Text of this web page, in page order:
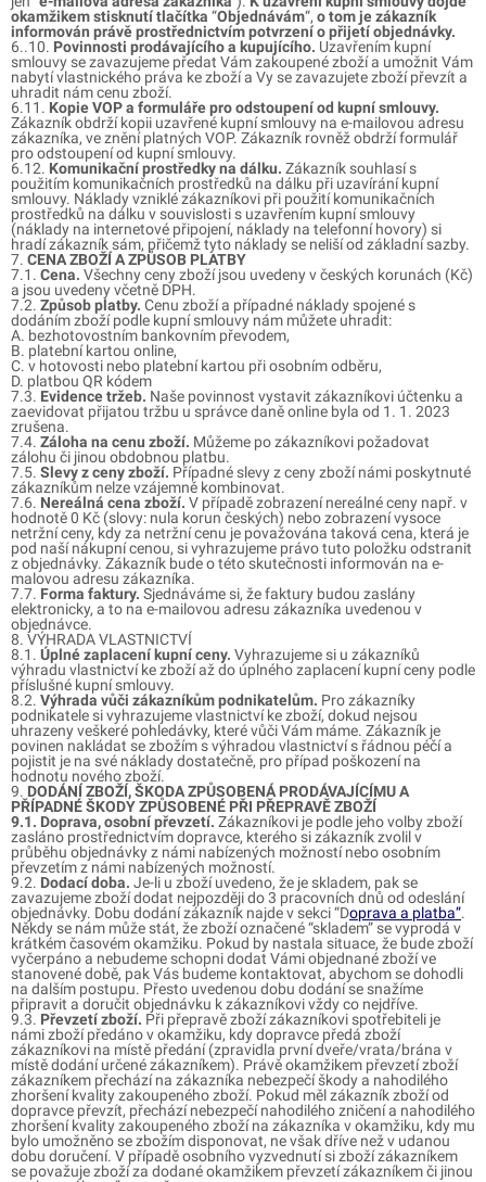
okamžikem stisknutí tlačítka “Objednávám“, o tom je zákazník
informován právě prostřednictvím potvrzení o přijetí objednávky.
6..10. Povinnosti prodávajícího a kupujícího. Uzavřením kupní
smlouvy se zavazujeme předat Vám zakoupené zboží a umožnit Vám
nabytí vlastnického práva ke zboží a Vy se zavazujete zboží převzít a
uhradit nám cenu zboží.
6.11. Kopie VOP a formuláře pro odstoupení od kupní smlouvy.
Zákazník obdrží kopii uzavřené kupní smlouvy na e-mailovou adresu
zákazníka, ve znění platných VOP. Zákazník rovněž obdrží formulář
pro odstoupení od kupní smlouvy.
6.12. Komunikační prostředky na dálku. Zákazník souhlasí s
použitím komunikačních prostředků na dálku při uzavírání kupní
smlouvy. Náklady vzniklé zákazníkovi při použití komunikačních
prostředků na dálku v souvislosti s uzavřením kupní smlouvy
(náklady na internetové připojení, náklady na telefonní hovory) si
hradí zákazník sám, přičemž tyto náklady se neliší od základní sazby.
7. CENA ZBOŽÍ A ZPŮSOB PLATBY
7.1. Cena. Všechny ceny zboží jsou uvedeny v českých korunách (Kč)
a jsou uvedeny včetně DPH.
7.2. Způsob platby. Cenu zboží a případné náklady spojené s
dodáním zboží podle kupní smlouvy nám můžete uhradit:
A. bezhotovostním bankovním převodem,
B. platební kartou online,
C. v hotovosti nebo platební kartou při osobním odběru,
D. platbou QR kódem
7.3. Evidence tržeb. Naše povinnost vystavit zákazníkovi účtenku a
zaevidovat přijatou tržbu u správce daně online byla od 1. 1. 2023
zrušena.
7.4. Záloha na cenu zboží. Můžeme po zákazníkovi požadovat
zálohu či jinou obdobnou platbu.
7.5. Slevy z ceny zboží. Případné slevy z ceny zboží námi poskytnuté
zákazníkům nelze vzájemně kombinovat.
7.6. Nereálná cena zboží. V případě zobrazení nereálné ceny např. v
hodnotě 0 Kč (slovy: nula korun českých) nebo zobrazení vysoce
netržní ceny, kdy za netržní cenu je považována taková cena, která je
pod naší nákupní cenou, si vyhrazujeme právo tuto položku odstranit
z objednávky. Zákazník bude o této skutečnosti informován na e-
malovou adresu zákazníka.
7.7. Forma faktury. Sjednáváme si, že faktury budou zaslány
elektronicky, a to na e-mailovou adresu zákazníka uvedenou v
objednávce.
8. VÝHRADA VLASTNICTVÍ
8.1. Úplné zaplacení kupní ceny. Vyhrazujeme si u zákazníků
výhradu vlastnictví ke zboží až do úplného zaplacení kupní ceny podle
příslušné kupní smlouvy.
8.2. Výhrada vůči zákazníkům podnikatelům. Pro zákazníky
podnikatele si vyhrazujeme vlastnictví ke zboží, dokud nejsou
uhrazeny veškeré pohledávky, které vůči Vám máme. Zákazník je
povinen nakládat se zbožím s výhradou vlastnictví s řádnou péčí a
pojistit je na své náklady dostatečně, pro případ poškození na
hodnotu nového zboží.
9. DODÁNÍ ZBOŽÍ, ŠKODA ZPŮSOBENÁ PRODÁVAJÍCÍMU A
PŘÍPADNÉ ŠKODY ZPŮSOBENÉ PŘI PŘEPRAVĚ ZBOŽÍ
9.1. Doprava, osobní převzetí. Zákazníkovi je podle jeho volby zboží
zasláno prostřednictvím dopravce, kterého si zákazník zvolil v
průběhu objednávky z námi nabízených možností nebo osobním
převzetím z námi nabízených možností.
9.2. Dodací doba. Je-li u zboží uvedeno, že je skladem, pak se
zavazujeme zboží dodat nejpozději do 3 pracovních dnů od odeslání
objednávky. Dobu dodání zákazník najde v sekci “Doprava a platba”.
Někdy se nám může stát, že zboží označené “skladem” se vyprodá v
krátkém časovém okamžiku. Pokud by nastala situace, že bude zboží
vyčerpáno a nebudeme schopni dodat Vámi objednané zboží ve
stanovené době, pak Vás budeme kontaktovat, abychom se dohodli
na dalším postupu. Přesto uvedenou dobu dodání se snažíme
připravit a doručit objednávku k zákazníkovi vždy co nejdříve.
9.3. Převzetí zboží. Při přepravě zboží zákazníkovi spotřebiteli je
námi zboží předáno v okamžiku, kdy dopravce předá zboží
zákazníkovi na místě předání (zpravidla první dveře/vrata/brána v
místě dodání určené zákazníkem). Právě okamžikem převzetí zboží
zákazníkem přechází na zákazníka nebezpečí škody a nahodilého
zhoršení kvality zakoupeného zboží. Pokud měl zákazník zboží od
dopravce převzít, přechází nebezpečí nahodilého zničení a nahodilého
zhoršení kvality zakoupeného zboží na zákazníka v okamžiku, kdy mu
bylo umožněno se zbožím disponovat, ne však dříve než v udanou
dobu doručení. V případě osobního vyzvednutí si zboží zákazníkem
se považuje zboží za dodané okamžikem převzetí zákazníkem či jinou